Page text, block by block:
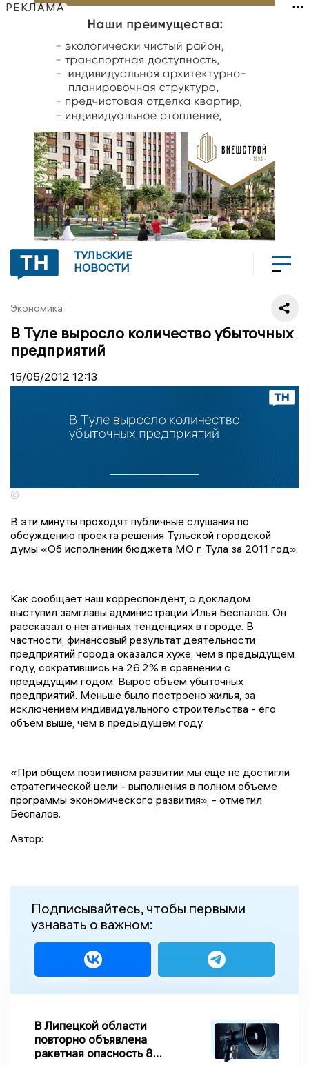
РЕКЛАМА
ТУЛЬСКИЕ
НОВОСТИ
Экономика
В Туле выросло количество убыточных
предприятий
15/05/2012 12:13
©
В эти минуты проходят публичные слушания по
обсуждению проекта решения Тульской городской
думы «Об исполнении бюджета МО г. Тула за 2011 год».
Как сообщает наш корреспондент, с докладом
выступил замглавы администрации Илья Беспалов. Он
рассказал о негативных тенденциях в городе. В
частности, финансовый результат деятельности
предприятий города оказался хуже, чем в предыдущем
году, сократившись на 26,2% в сравнении с
предыдущим годом. Вырос объем убыточных
предприятий. Меньше было построено жилья, за
исключением индивидуального строительства - его
объем выше, чем в предыдущем году.
«При общем позитивном развитии мы еще не достигли
стратегической цели - выполнения в полном объеме
программы экономического развития», - отметил
Беспалов.
Автор:
Подписывайтесь, чтобы первыми
узнавать о важном:
В Липецкой области
повторно объявлена
ракетная опасность 8